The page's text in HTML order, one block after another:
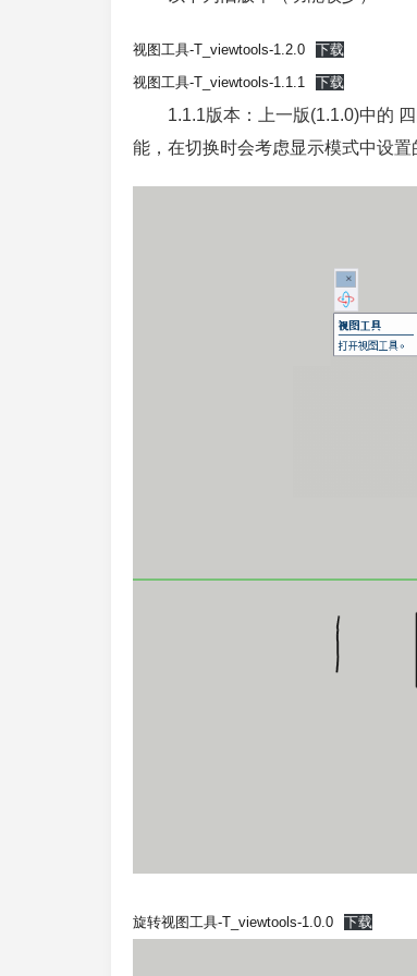
视图工具-T_viewtools-1.2.0
下载
视图工具-T_viewtools-1.1.1
下载
1.1.1版本：上一版(1.1.0)中的
能，在切换时会考虑显示模式中设置
旋转视图工具-T_viewtools-1.0.0 下载